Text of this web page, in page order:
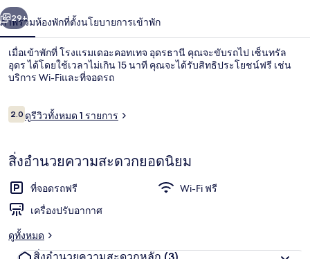
อุดรธานี
ฝ่ายต้อนรับ
า
ถัดไป
29+
ภาพรวมห้องพักที่ตั้งนโยบายการเข้าพัก
เมื่อเข้าพักที่ โรงแรมเดอะคอทเทจ อุดรธานี คุณจะขับรถไป เซ็นทรัล
อุดร ได้โดยใช้เวลาไม่เกิน 15 นาที คุณจะได้รับสิทธิประโยชน์ฟรี เช่น
บริการ Wi-Fiและที่จอดรถ
รีวิว
2.02.0 จาก 10
ดูรีวิวทั้งหมด 1 รายการ
สิ่งอำนวยความสะดวกยอดนิยม
ที่จอดรถฟรี
Wi-Fi ฟรี
เครื่องปรับอากาศ
ดูทั้งหมด